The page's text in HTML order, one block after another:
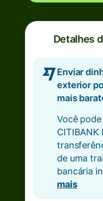
Detalhes
Enviar
exterior
mais
Você
CITIBANK
de uma
bancária
mais